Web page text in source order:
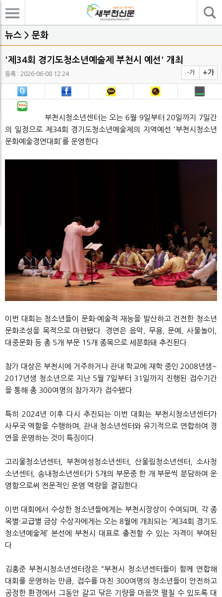
뉴스 > 문화
'제34회 경기도청소년예술제 부천시 예선' 개최
등록 : 2026-06-08 12:24 -가 +가
부천시청소년센터는 오는 6월 9일부터 20일까지 7일간
의 일정으로 제34회 경기도청소년예술제의 지역예선 ‘부천시청소년
문화예술경연대회’를 운영한다.
이번 대회는 청소년들이 문화·예술적 재능을 발산하고 건전한 청소년
문화조성을 목적으로 마련됐다. 경연은 음악, 무용, 문예, 사물놀이,
대중문화 등 총 5개 부문 15개 종목으로 세분화돼 추진된다.
참가 대상은 부천시에 거주하거나 관내 학교에 재학 중인 2008년생~
2017년생 청소년으로 지난 5월 7일부터 31일까지 진행된 접수기간
을 통해 총 300여명의 참가자가 접수됐다.
특히 2024년 이후 다시 추진되는 이번 대회는 부천시청소년센터가
사무국 역할을 수행하며, 관내 청소년센터와 유기적으로 연합하여 경
연을 운영하는 것이 특징이다.
고리울청소년센터, 부천여성청소년센터, 산울림청소년센터, 소사청
소년센터, 송내청소년센터가 5개의 부문중 한 개 부문씩 분담하여 운
영함으로써 전문적인 운영 역량을 결집한다.
이번 대회에서 수상한 청소년들에게는 부천시장상이 수여되며, 각 종
목별·교급별 금상 수상자에게는 오는 8월에 개최되는 ‘제34회 경기도
청소년예술제’ 본선에 부천시 대표로 출전할 수 있는 자격이 부여된
다.
김홍준 부천시청소년센터장은 “부천시 청소년센터들이 함께 연합해
대회를 운영하는 만큼, 접수를 마친 300여명의 청소년들이 안전하고
공정한 환경에서 그동안 갈고 닦은 기량을 마음껏 펼칠 수 있도록 대